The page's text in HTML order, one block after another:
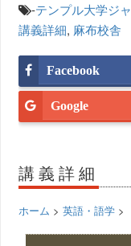
-テンプル大学ジ
講義詳細, 麻布校舎
Facebook
Google
講義詳細
ホーム >英語・語学 >